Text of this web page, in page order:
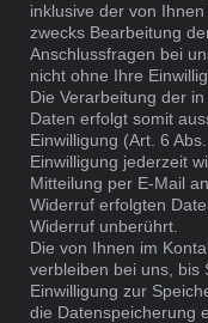
inklusive der von
zwecks Bearbeitung
Anschlussfragen bei
nicht ohne Ihre
Die Verarbeitung der
Daten erfolgt somit
Einwilligung (Art. 6
Einwilligung jederzeit
Mitteilung per E-Mail
Widerruf erfolgten
Widerruf unberührt.
Die von Ihnen im
verbleiben bei uns, bis
Einwilligung zur
die Datenspeicherung